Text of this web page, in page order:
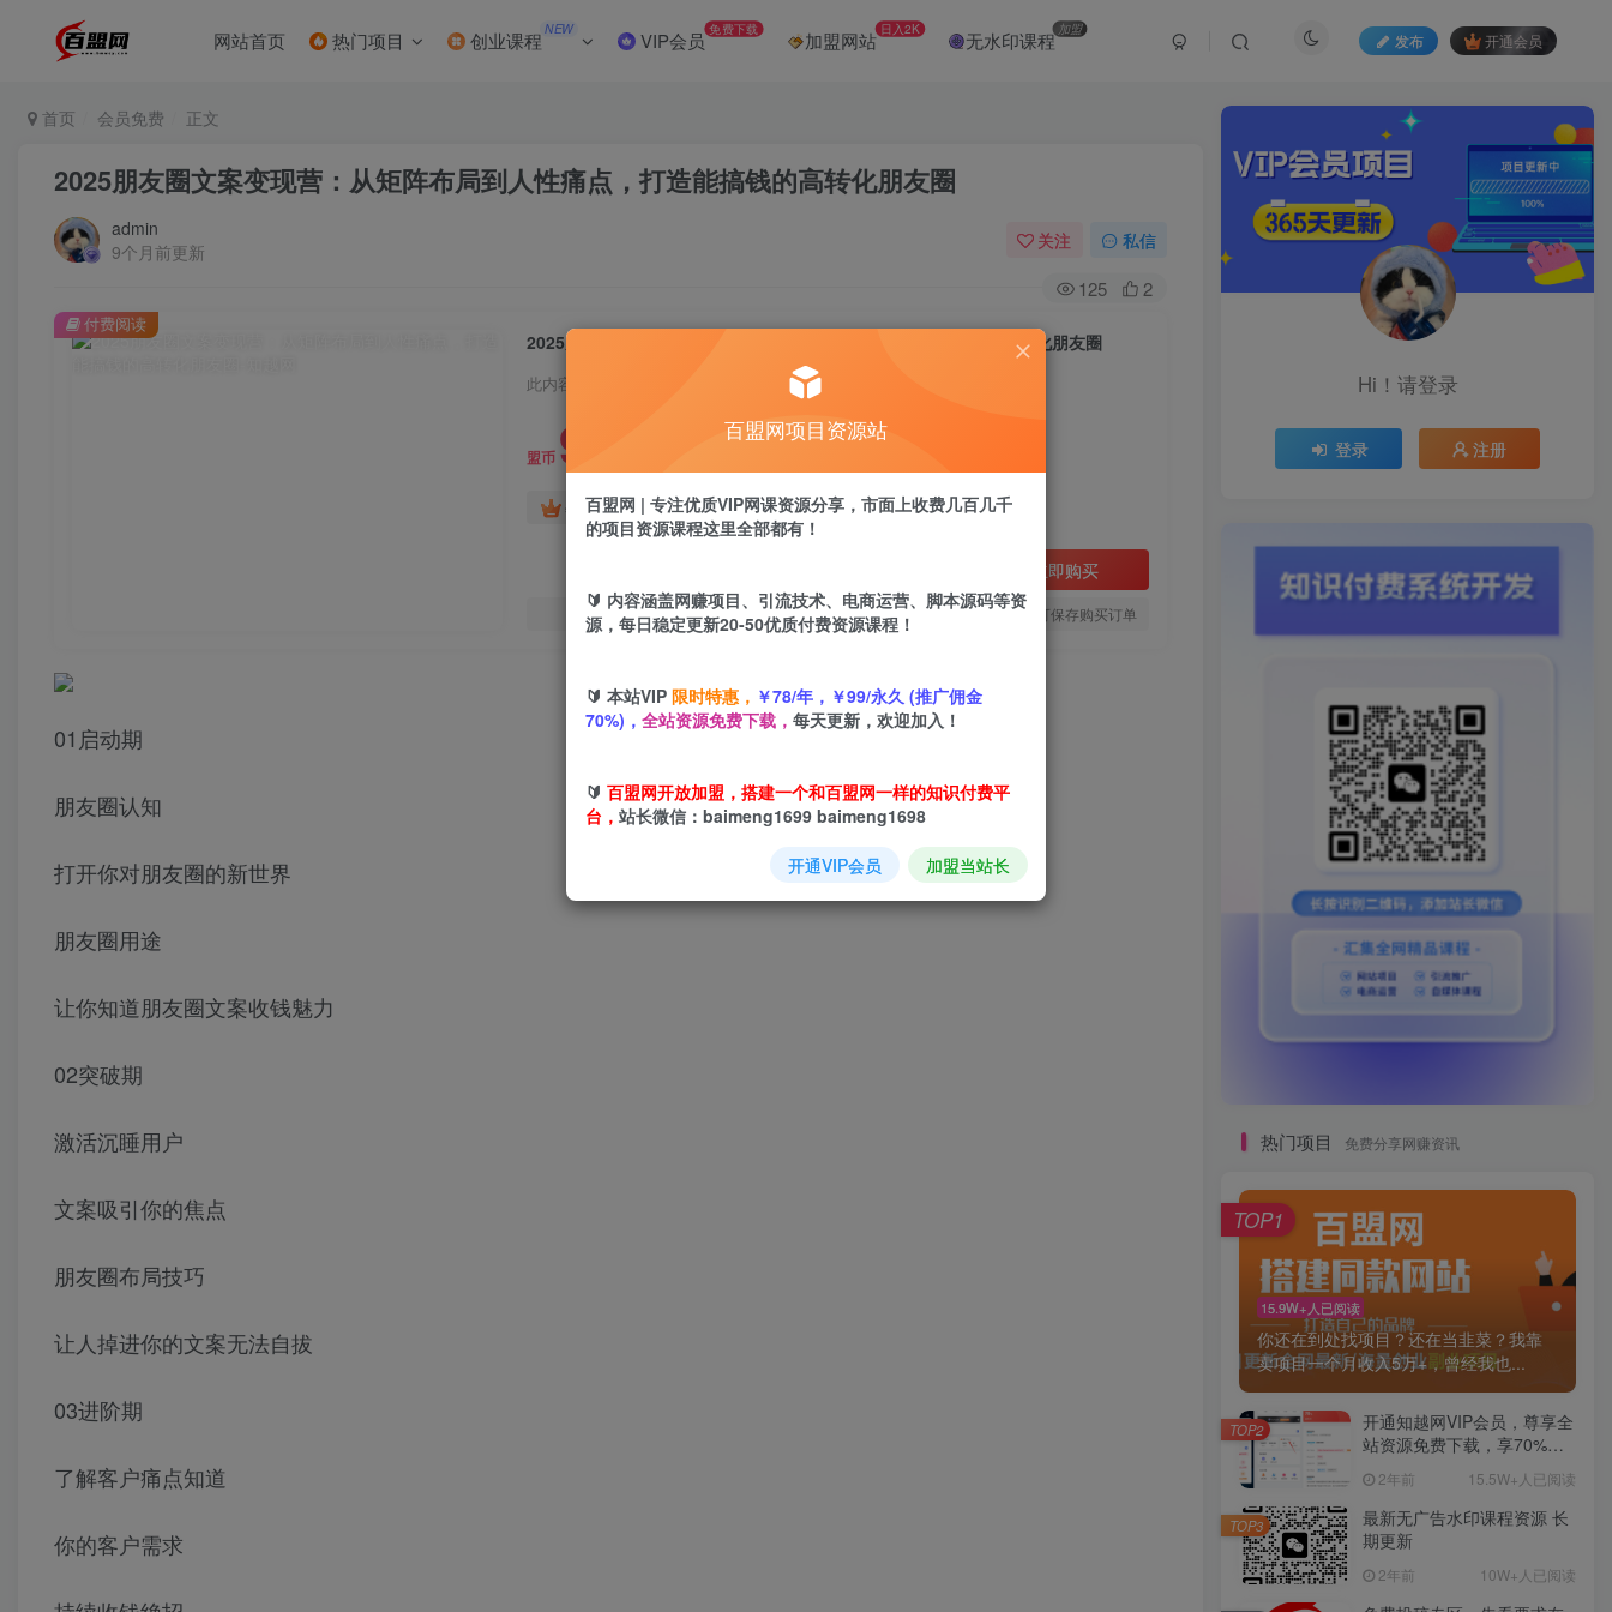
网站首页 热门项目 创业课程 NEW VIP会员 免费下载 加盟网站 日入2K 无水印课程 加盟
发布 开通会员
首页 会员免费 正文
2025朋友圈文案变现营：从矩阵布局到人性痛点，打造能搞钱的高转化朋友圈
admin
9个月前更新
关注 私信
125 2
2025朋友圈文案变现营：从矩阵布局到人性痛点，打造能搞钱的高转化朋友圈
此内容为付费阅读，请付费后查看
盟币 9.9
年卡会员免费 永久会员免费
立即购买
您当前未登录！建议登陆后购买，可保存购买订单
付费阅读
01启动期
朋友圈认知
打开你对朋友圈的新世界
朋友圈用途
让你知道朋友圈文案收钱魅力
02突破期
激活沉睡用户
文案吸引你的焦点
朋友圈布局技巧
让人掉进你的文案无法自拔
03进阶期
了解客户痛点知道
你的客户需求
Hi！请登录
登录 注册
热门项目 免费分享网赚资讯
15.9W+人已阅读
你还在到处找项目？还在当韭菜？我靠
卖项目一个月收入5万+，曾经我也...
TOP1
开通知越网VIP会员，尊享全
站资源免费下载，享70%的
惠】2年前 15.5W+人已阅读
TOP2
最新无广告水印课程资源 长
期更新
2年前 10W+人已阅读
TOP3
百盟网项目资源站
百盟网 | 专注优质VIP网课资源分享，市面上收费几百几千
的项目资源课程这里全部都有！
🔰 内容涵盖网赚项目、引流技术、电商运营、脚本源码等资
源，每日稳定更新20-50优质付费资源课程！
🔰 本站VIP 限时特惠， ￥78/年，￥99/永久 (推广佣金
70%)， 全站资源免费下载， 每天更新，欢迎加入！
🔰 百盟网开放加盟，搭建一个和百盟网一样的知识付费平
台， 站长微信：baimeng1699 baimeng1698
开通VIP会员 加盟当站长